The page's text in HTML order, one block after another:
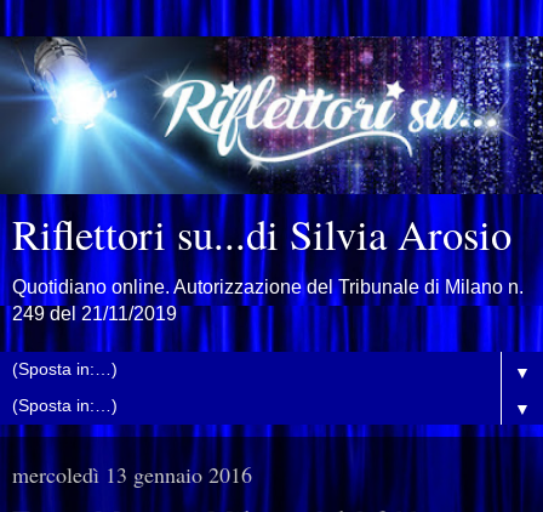
Riflettori su...di Silvia Arosio
Quotidiano online. Autorizzazione del Tribunale di Milano n.
249 del 21/11/2019
▼
▼
mercoledì 13 gennaio 2016